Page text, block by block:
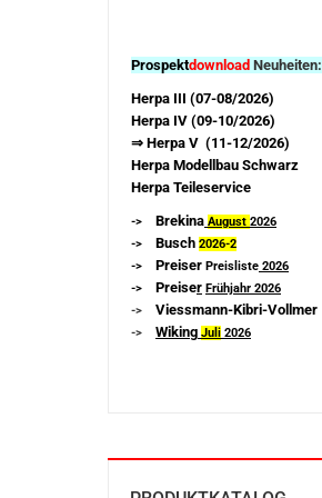
Prospektdownload Neuheiten:
Herpa III (07-08/2026)
Herpa IV (09-10/2026)
⇒ Herpa V (11-12/2026)
Herpa Modellbau Schwarz
Herpa Teileservice
-> Brekina August 2026
-> Busch 2026-2
-> Preiser Preisliste 2026
-> Preiser Frühjahr 2026
-> Viessmann-Kibri-Vollmer
-> Wiking Juli 2026